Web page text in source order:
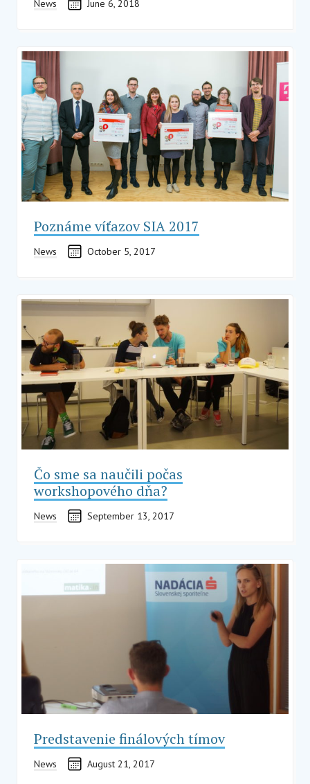
News June 6, 2018
Poznáme víťazov SIA 2017
News October 5, 2017
Čo sme sa naučili počas
workshopového dňa?
News September 13, 2017
Predstavenie finálových tímov
News August 21, 2017